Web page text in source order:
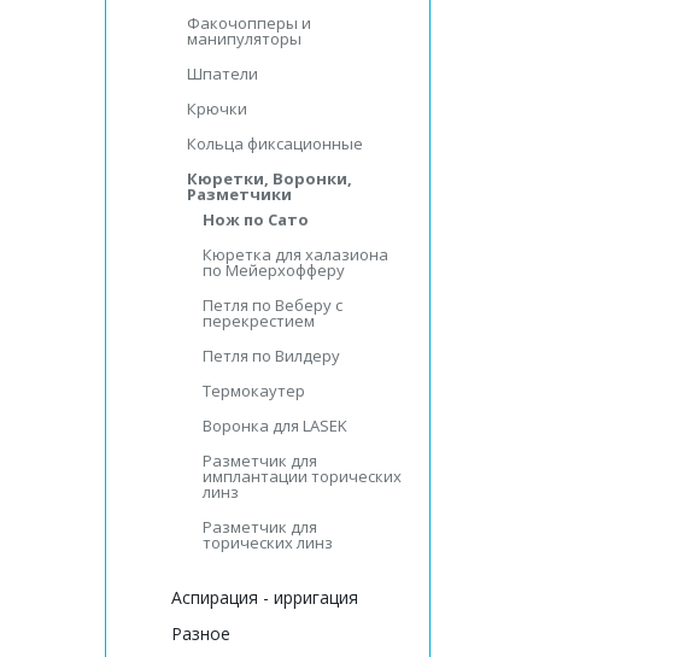
Факочопперы и
манипуляторы
Шпатели
Крючки
Кольца фиксационные
Кюретки, Воронки,
Разметчики
Нож по Сато
Кюретка для халазиона
по Мейерхофферу
Петля по Веберу с
перекрестием
Петля по Вилдеру
Термокаутер
Воронка для LASEK
Разметчик для
имплантации торических
линз
Разметчик для
торических линз
Аспирация - ирригация
Разное